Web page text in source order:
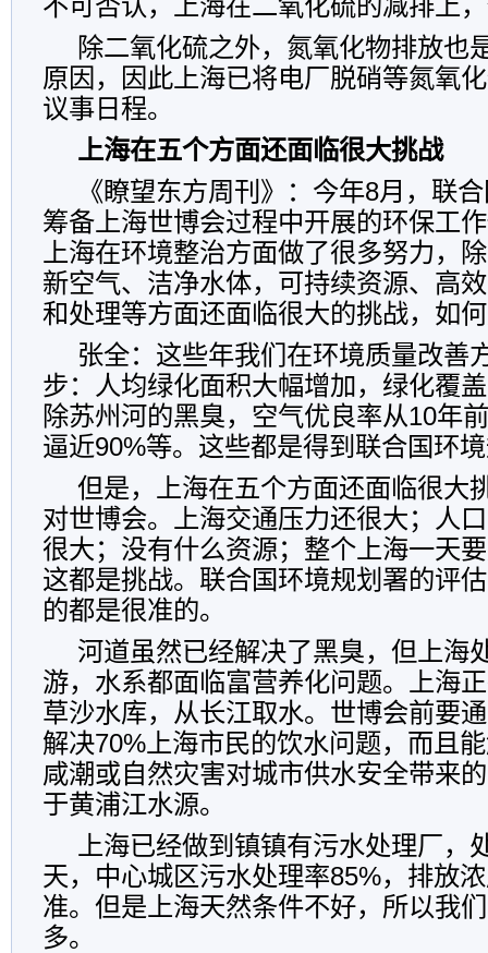
不可否认，上海在二氧化硫的减排上
除二氧化硫之外，氮氧化物排放也
原因，因此上海已将电厂脱硝等氮氧
议事日程。
上海在五个方面还面临很大挑战
《瞭望东方周刊》：今年8月，联
筹备上海世博会过程中开展的环保工
上海在环境整治方面做了很多努力，
新空气、洁净水体，可持续资源、高
和处理等方面还面临很大的挑战，如
张全：这些年我们在环境质量改善
步：人均绿化面积大幅增加，绿化覆
除苏州河的黑臭，空气优良率从10年
逼近90%等。这些都是得到联合国环
但是，上海在五个方面还面临很大
对世博会。上海交通压力还很大；人
很大；没有什么资源；整个上海一天
这都是挑战。联合国环境规划署的评
的都是很准的。
河道虽然已经解决了黑臭，但上海
游，水系都面临富营养化问题。上海
草沙水库，从长江取水。世博会前要
解决70%上海市民的饮水问题，而且
咸潮或自然灾害对城市供水安全带来
于黄浦江水源。
上海已经做到镇镇有污水处理厂，
天，中心城区污水处理率85%，排放
准。但是上海天然条件不好，所以我
多。